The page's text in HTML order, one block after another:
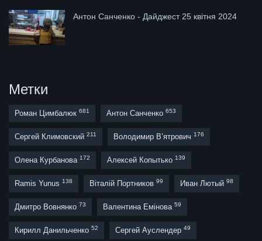
Антон Санченко - Дайджест 25 квітня 2024
Метки
Роман Цимбалюк 681 Антон Санченко 653
Сергей Климовский 211 Володимир В’ятрович 176
Олена Курбанова 172 Алексей Копытько 139
Ramis Yunus 138 Віталій Портников 99 Иван Лютый 98
Дмитро Вовнянко 73 Валентина Емінова 59
Кирилл Данильченко 52 Сергей Ауслендер 49